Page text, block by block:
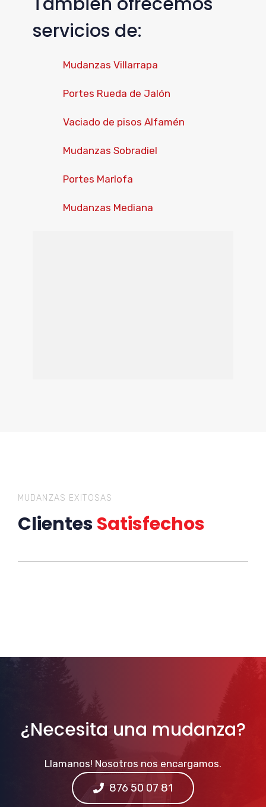
servicios de:
Mudanzas Villarrapa
Portes Rueda de Jalón
Vaciado de pisos Alfamén
Mudanzas Sobradiel
Portes Marlofa
Mudanzas Mediana
MUDANZAS EXITOSAS
ClientesSatisfechos
¿Necesita una mudanza?
Llamanos! Nosotros nos encargamos.
876 50 07 81